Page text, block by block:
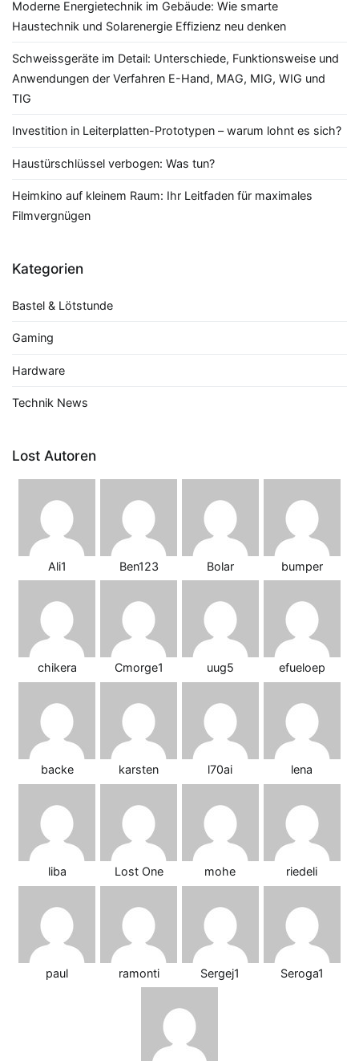
Moderne Energietechnik im Gebäude: Wie smarte
Haustechnik und Solarenergie Effizienz neu denken
Schweissgeräte im Detail: Unterschiede, Funktionsweise und
Anwendungen der Verfahren E-Hand, MAG, MIG, WIG und
TIG
Investition in Leiterplatten-Prototypen – warum lohnt es sich?
Haustürschlüssel verbogen: Was tun?
Heimkino auf kleinem Raum: Ihr Leitfaden für maximales
Filmvergnügen
Kategorien
Bastel & Lötstunde
Gaming
Hardware
Technik News
Lost Autoren
Ali1 Ben123 Bolar bumper
chikera Cmorge1 uug5 efueloep
backe karsten l70ai lena
liba Lost One mohe riedeli
paul ramonti Sergej1 Seroga1